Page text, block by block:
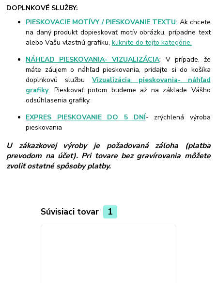
DOPLNKOVÉ SLUŽBY:
PIESKOVACIE MOTÍVY / PIESKOVANIE TEXTU: Ak chcete
na daný produkt dopieskovať motív obrázku, prípadne text
alebo Vašu vlastnú grafiku,kliknite do tejto kategórie.
NÁHĽAD PIESKOVANIA- VIZUALIZÁCIA: V prípade, že
máte záujem o náhľad pieskovania, pridajte si do košíka
doplnkovú službuVizualizácia pieskovania- náhľad
grafiky. Pieskovať potom budeme až na základe Vášho
odsúhlasenia grafiky.
EXPRES PIESKOVANIE DO 5 DNÍ- zrýchlená výroba
pieskovania
U zákazkovej výroby je požadovaná záloha (platba
prevodom na účet). Pri tovare bez gravírovania môžete
zvoliť ostatné spôsoby platby.
Súvisiaci tovar 1